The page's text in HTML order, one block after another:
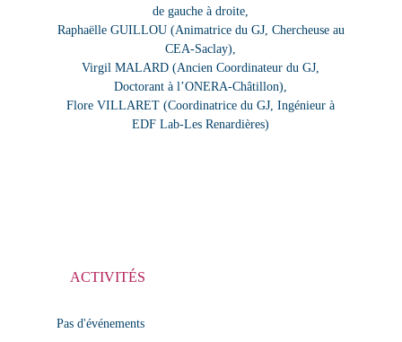
de gauche à droite,
Raphaëlle GUILLOU (Animatrice du GJ, Chercheuse au
CEA-Saclay),
Virgil MALARD (Ancien Coordinateur du GJ,
Doctorant à l’ONERA-Châtillon),
Flore VILLARET (Coordinatrice du GJ, Ingénieur à
EDF Lab-Les Renardières)
ACTIVITÉS
Pas d'événements